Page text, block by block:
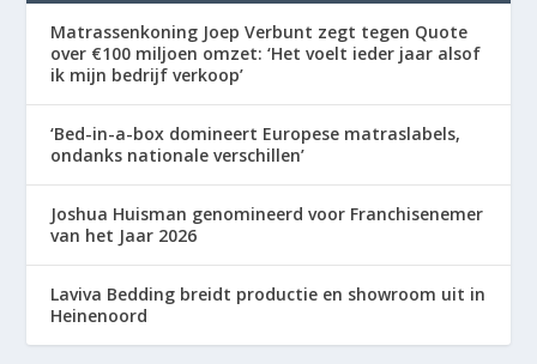
Matrassenkoning Joep Verbunt zegt tegen Quote
over €100 miljoen omzet: ‘Het voelt ieder jaar alsof
ik mijn bedrijf verkoop’
‘Bed-in-a-box domineert Europese matraslabels,
ondanks nationale verschillen’
Joshua Huisman genomineerd voor Franchisenemer
van het Jaar 2026
Laviva Bedding breidt productie en showroom uit in
Heinenoord